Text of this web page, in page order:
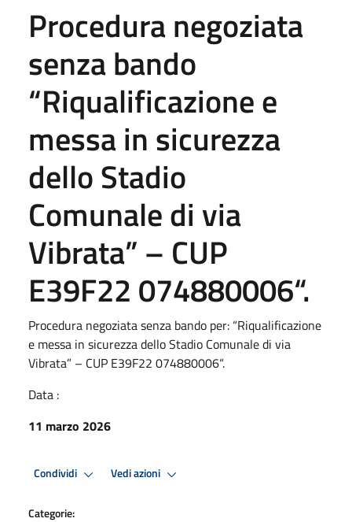
Procedura negoziata
senza bando
“Riqualificazione e
messa in sicurezza
dello Stadio
Comunale di via
Vibrata” – CUP
E39F22 074880006“.
Procedura negoziata senza bando per: “Riqualificazione
e messa in sicurezza dello Stadio Comunale di via
Vibrata” – CUP E39F22 074880006“.
Data :
11 marzo 2026
Condividi Vedi azioni
Categorie: